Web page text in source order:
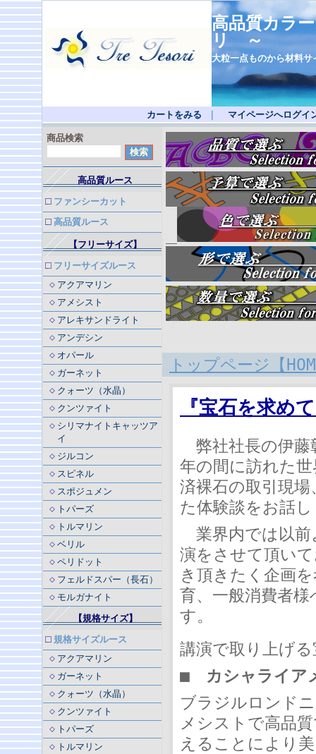
高品質カラ
リ ～
大粒一点ものから材料
カートをみる マイページへログイ
商品検索
高品質ルース
ファンシーカット
高品質ルース
【フリーサイズ】
フリーサイズルース
アクアマリン
アメシスト
アレキサンドライト
アンデシン
オパール
ガーネット
クォーツ（水晶）
クンツァイト
シリマナイトキャッツア
イ
ジルコン
スピネル
スポジュメン
トパーズ
トルマリン
ベリル
ペリドット
フェルドスパー（長石）
モルガナイト
【規格サイズ】
規格サイズルース
アクアマリン
ガーネット
クォーツ（水晶）
クンツァイト
トパーズ
トルマリン
トップページ【
『宝石を求め
弊社社長の伊藤
年の間に訪れた
済裸石の取引現
た体験談をお話
業界内では以前
演をさせて頂い
き頂きたく企画
育、一般消費者
す。
講演で取り上げ
■
カシャライア
ブラジルロンド
メシストで高品
えることにより